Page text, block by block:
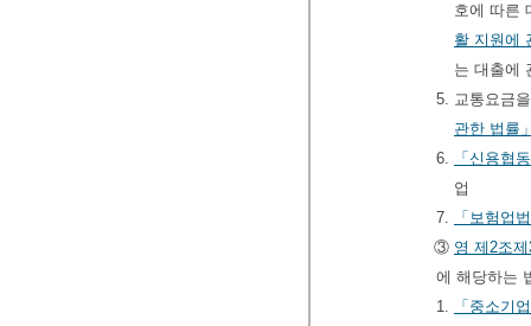
호에 따른
활 지원에
는 대출에
5. 교통요금
관한 법률
6.
「신용협
업
7.
「보험업
③ 영 제2조
에 해당하는
1.
「중소기